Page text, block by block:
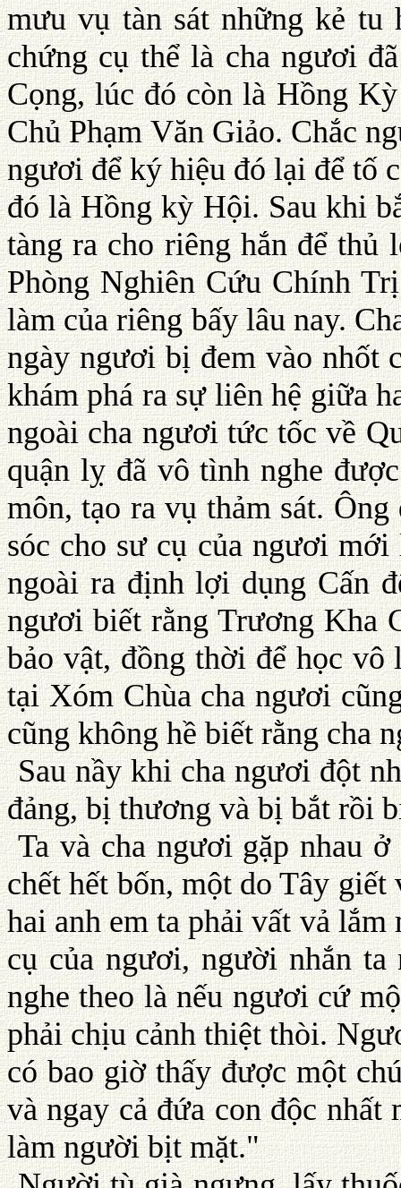
mưu vụ tàn sát những kẻ tu
chứng cụ thể là cha ngươi
Cọng, lúc đó còn là Hồng
Chủ Phạm Văn Giảo. Chắc
ngươi để ký hiệu đó lại để tố
đó là Hồng kỳ Hội. Sau khi
tàng ra cho riêng hắn để
Phòng Nghiên Cứu Chính
làm của riêng bấy lâu nay.
ngày ngươi bị đem vào nhốt
khám phá ra sự liên hệ giữa
ngoài cha ngươi tức tốc về
quận lỵ đã vô tình nghe
môn, tạo ra vụ thảm sát.
sóc cho sư cụ của ngươi
ngoài ra định lợi dụng Cấn
ngươi biết rằng Trương Kha
bảo vật, đồng thời để học
tại Xóm Chùa cha ngươi
cũng không hề biết rằng cha
Sau nầy khi cha ngươi đột
đảng, bị thương và bị bắt rồi
Ta và cha ngươi gặp nhau
chết hết bốn, một do Tây
hai anh em ta phải vất vả
cụ của ngươi, người nhắn
nghe theo là nếu ngươi cứ
phải chịu cảnh thiệt thòi.
có bao giờ thấy được một
và ngay cả đứa con độc
làm người bịt mặt."